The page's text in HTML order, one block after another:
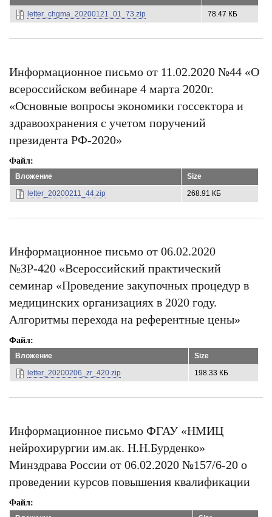
letter_chgma_20200121_01_73.zip
78.47 КБ
Информационное письмо от 11.02.2020 №44 «О
всероссийском вебинаре 4 марта 2020г.
«Основные вопросы экономики госсектора и
здравоохранения с учетом поручений
президента РФ-2020»
Файл
Вложение
Size
letter_20200211_44.zip
268.91 КБ
Информационное письмо от 06.02.2020
№ЗР-420 «Всероссийский практический
семинар «Проведение закупочных процедур в
медицинских организациях в 2020 году.
Алгоритмы перехода на референтные цены»
Файл
Вложение
Size
letter_20200206_zr_420.zip
198.33 КБ
Информационное письмо ФГАУ «НМИЦ
нейрохирургии им.ак. Н.Н.Бурденко»
Минздрава России от 06.02.2020 №157/6-20 о
проведении курсов повышения квалификации
Файл